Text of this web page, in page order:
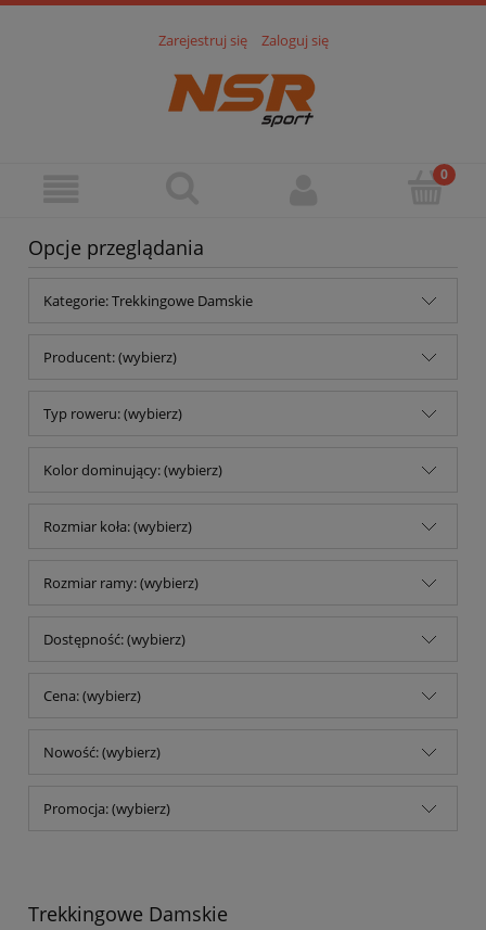
Zarejestruj się Zaloguj się
Opcje przeglądania
Kategorie: Trekkingowe Damskie
Producent: (wybierz)
Typ roweru: (wybierz)
Kolor dominujący: (wybierz)
Rozmiar koła: (wybierz)
Rozmiar ramy: (wybierz)
Dostępność: (wybierz)
Cena: (wybierz)
Nowość: (wybierz)
Promocja: (wybierz)
Trekkingowe Damskie